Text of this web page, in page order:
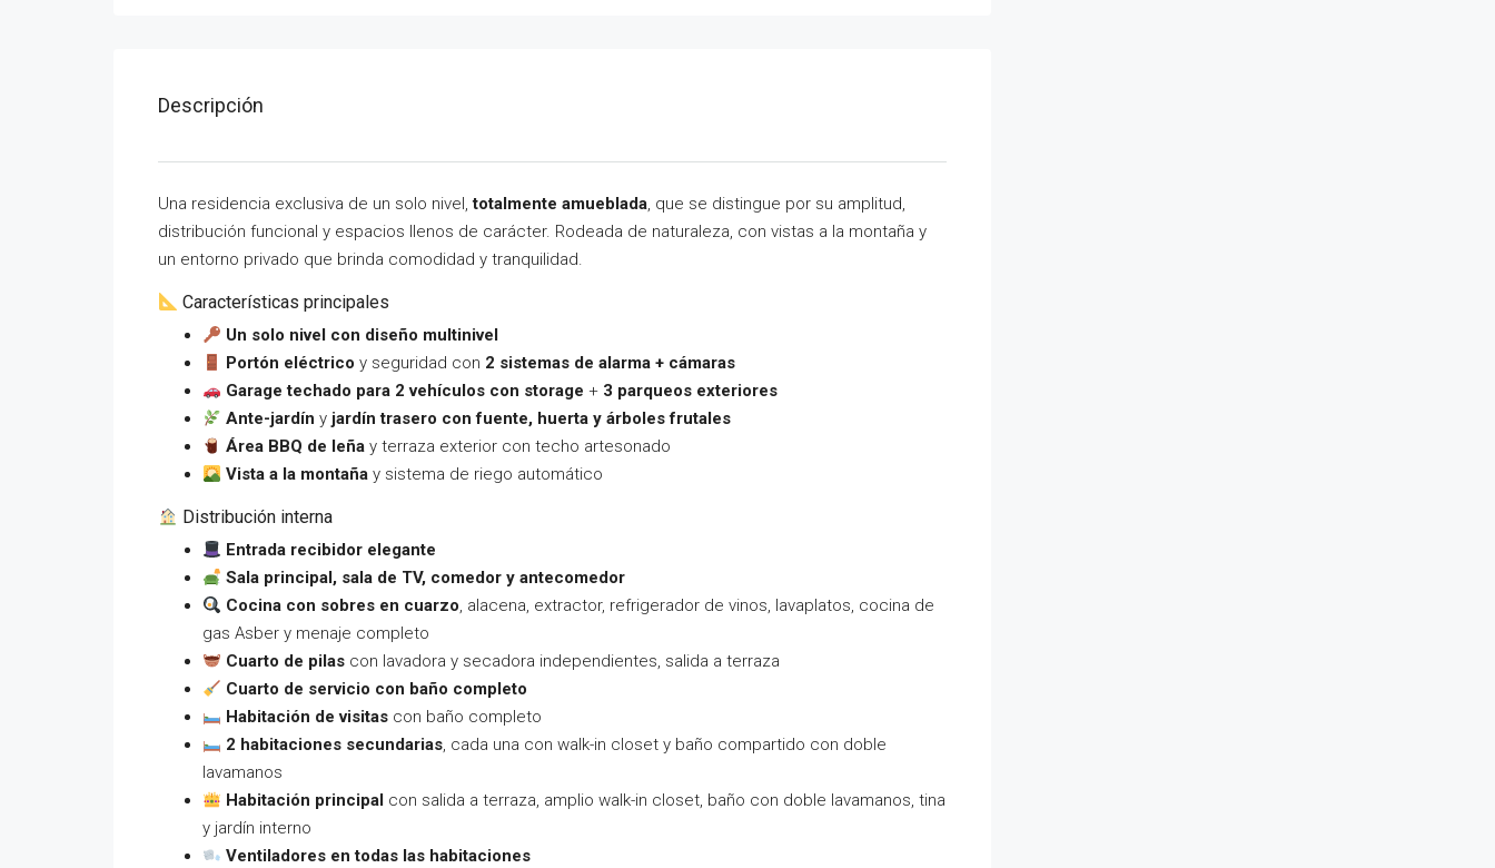
Descripción
Una residencia exclusiva de un solo nivel,totalmente amueblada, que se distingue por su amplitud,
distribución funcional y espacios llenos de carácter. Rodeada de naturaleza, con vistas a la montaña y
un entorno privado que brinda comodidad y tranquilidad.
Características principales
Un solo nivel con diseño multinivel
Portón eléctrico y seguridad con 2 sistemas de alarma + cámaras
Garage techado para 2 vehículos con storage + 3 parqueos exteriores
Ante-jardín y jardín trasero con fuente, huerta y árboles frutales
Área BBQ de leña y terraza exterior con techo artesonado
Vista a la montaña y sistema de riego automático
Distribución interna
Entrada recibidor elegante
Sala principal, sala de TV, comedor y antecomedor
Cocina con sobres en cuarzo, alacena, extractor, refrigerador de vinos, lavaplatos, cocina de
gas Asber y menaje completo
Cuarto de pilas con lavadora y secadora independientes, salida a terraza
Cuarto de servicio con baño completo
Habitación de visitas con baño completo
2 habitaciones secundarias, cada una con walk-in closet y baño compartido con doble
lavamanos
Habitación principal con salida a terraza, amplio walk-in closet, baño con doble lavamanos, tina
y jardín interno
Ventiladores en todas las habitaciones